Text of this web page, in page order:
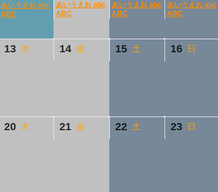
あいうえお abc
ABC
あいうえお abc
ABC
あいうえお abc
ABC
あいうえお abc
ABC
13 木 14 金 15 土 16 日
20 木 21 金 22 土 23 日